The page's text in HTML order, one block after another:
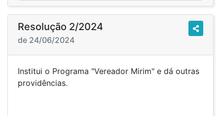
Resolução 2/2024
de 24/06/2024
Institui o Programa "Vereador Mirim" e dá outras
providências.